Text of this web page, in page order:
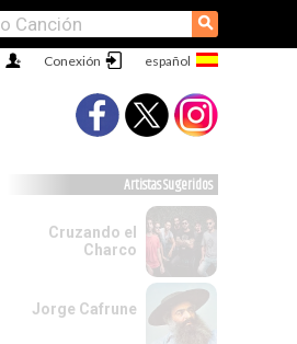
⚲
Conexión
Artistas Sugeridos
Cruzando el
Charco
Jorge Cafrune